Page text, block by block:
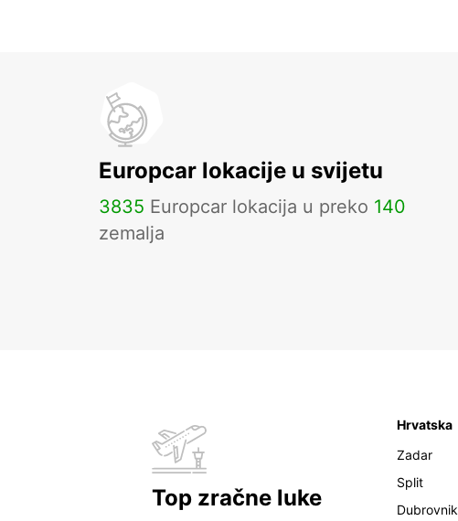
Europcar lokacije u svijetu
3835 Europcar lokacija u preko 140
zemalja
Top zračne luke
Hrvatska
Zadar
Split
Dubrovnik